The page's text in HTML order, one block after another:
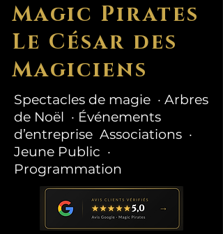
Magic Pirates
Le César des
Magiciens
Spectacles de magie · Arbres
de Noël · Événements
d’entreprise Associations ·
Jeune Public ·
Programmation